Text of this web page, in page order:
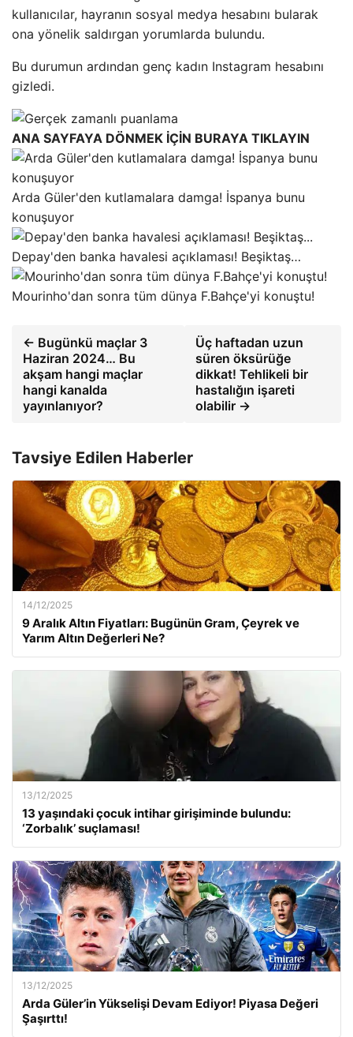
kullanıcılar, hayranın sosyal medya hesabını bularak
ona yönelik saldırgan yorumlarda bulundu.
Bu durumun ardından genç kadın Instagram hesabını
gizledi.
ANA SAYFAYA DÖNMEK İÇİN BURAYA TIKLAYIN
Arda Güler'den kutlamalara damga! İspanya bunu
konuşuyor
Depay'den banka havalesi açıklaması! Beşiktaş…
Mourinho'dan sonra tüm dünya F.Bahçe'yi konuştu!
← Bugünkü maçlar 3
Haziran 2024… Bu
akşam hangi maçlar
hangi kanalda
yayınlanıyor?
Üç haftadan uzun
süren öksürüğe
dikkat! Tehlikeli bir
hastalığın işareti
olabilir →
Tavsiye Edilen Haberler
14/12/2025
9 Aralık Altın Fiyatları: Bugünün Gram, Çeyrek ve
Yarım Altın Değerleri Ne?
13/12/2025
13 yaşındaki çocuk intihar girişiminde bulundu:
‘Zorbalık’ suçlaması!
13/12/2025
Arda Güler’in Yükselişi Devam Ediyor! Piyasa Değeri
Şaşırttı!